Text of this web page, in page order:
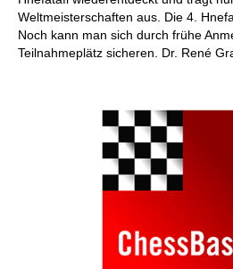
Weltmeisterschaften aus. Die 4.
Noch kann man sich durch frühe
Teilnahmeplätz sicheren. Dr. René